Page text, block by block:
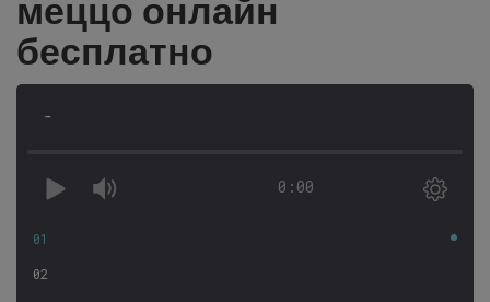
меццо онлайн
бесплатно
-
0:00
01
02